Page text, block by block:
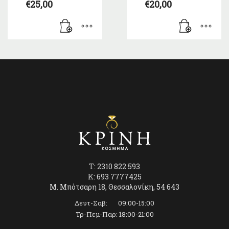
€25,00 €20,00
T: 2310 822 593
K: 693 7777425
Μ. Μπότσαρη 18, Θεσσαλονίκη, 54 643
Δευτ-Σαβ: 09:00-15:00
Τρ-Πεμ-Παρ: 18:00-21:00